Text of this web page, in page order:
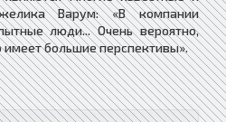
Варум: «В компании
люди... Очень вероятно,
имеет большие перспективы».